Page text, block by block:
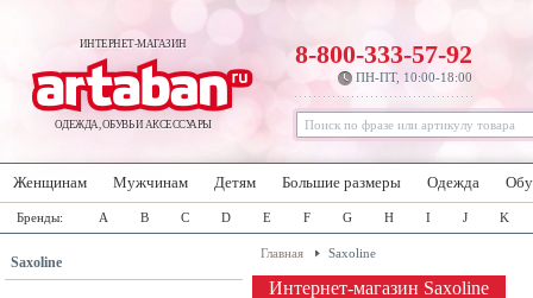
ИНТЕРНЕТ-МАГАЗИН
ОДЕЖДА, ОБУВЬ И АКСЕССУАРЫ
8-800-333-57-92
ПН-ПТ, 10:00-18:00
Женщинам Мужчинам Детям Большие размеры Одежда
Бренды: A B C D E F G H I J K
Saxoline
Главная Saxoline
Интернет-магазин Saxoline